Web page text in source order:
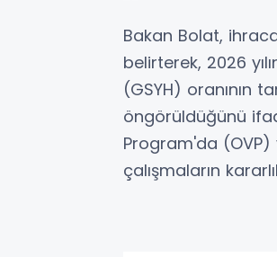
Bakan Bolat,
belirterek, 2026
(GSYH) oranının
öngörüldüğünü
Program'da
çalışmaların